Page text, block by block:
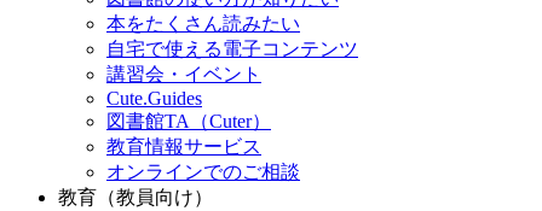
本をたくさん読みたい
自宅で使える電子コンテンツ
講習会・イベント
Cute.Guides
図書館TA（Cuter）
教育情報サービス
オンラインでのご相談
教育（教員向け）